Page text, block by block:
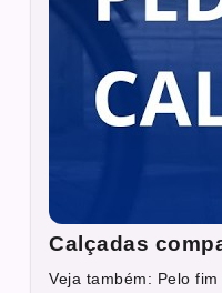
Calçadas
Veja também: Pelo